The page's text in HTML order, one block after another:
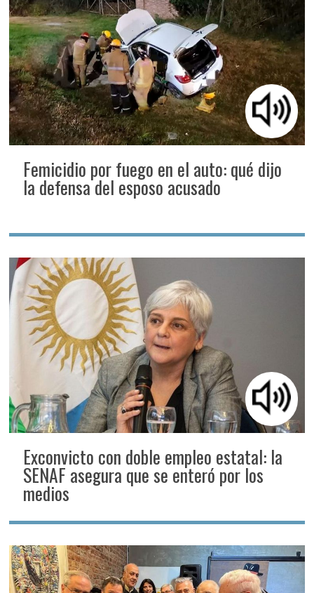
Femicidio por fuego en el auto: qué dijo
la defensa del esposo acusado
Exconvicto con doble empleo estatal: la
SENAF asegura que se enteró por los
medios